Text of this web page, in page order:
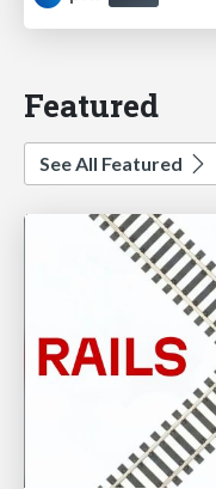
Featured
See All Featured